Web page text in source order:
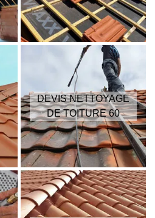
DEVIS NETTOYAGE
DE TOITURE 60